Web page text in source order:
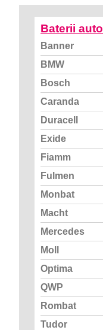
Baterii auto
Banner
BMW
Bosch
Caranda
Duracell
Exide
Fiamm
Fulmen
Monbat
Macht
Mercedes
Moll
Optima
QWP
Rombat
Tudor